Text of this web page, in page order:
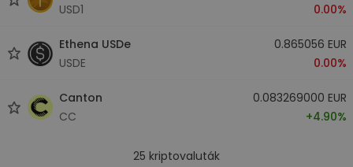
USD1
0.00%
Ethena USDe
USDE
0.865056 EUR
0.00%
Canton
CC
0.083269000 EUR
+4.90%
25 kriptovaluták